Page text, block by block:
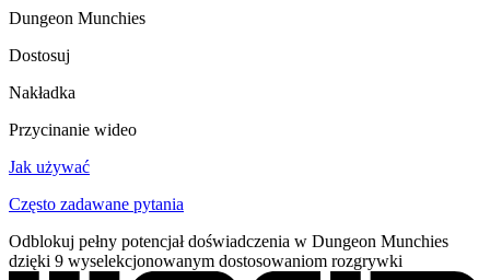
Dungeon Munchies
Dostosuj
Nakładka
Przycinanie wideo
Jak używać
Często zadawane pytania
Odblokuj pełny potencjał doświadczenia w Dungeon Munchies
dzięki 9 wyselekcjonowanym dostosowaniom rozgrywki